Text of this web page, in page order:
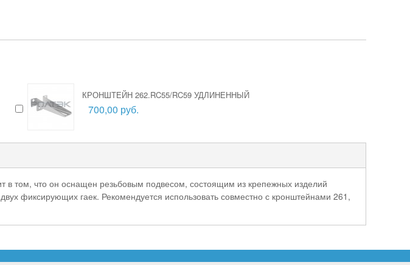
КРОНШТЕЙН 262.RC55/RC59 УДЛИНЕННЫЙ
700,00 руб.
в том, что он оснащен резьбовым подвесом, состоящим из крепежных изделий
фиксирующих гаек. Рекомендуется использовать совместно с кронштейнами 261,